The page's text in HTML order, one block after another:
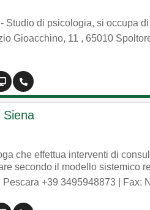
Studio di psicologia, si occupa
Gioacchino, 11 , 65010
Siena
che effettua interventi di
secondo il modello sistemico
Pescara +39 3495948873 | Fax: